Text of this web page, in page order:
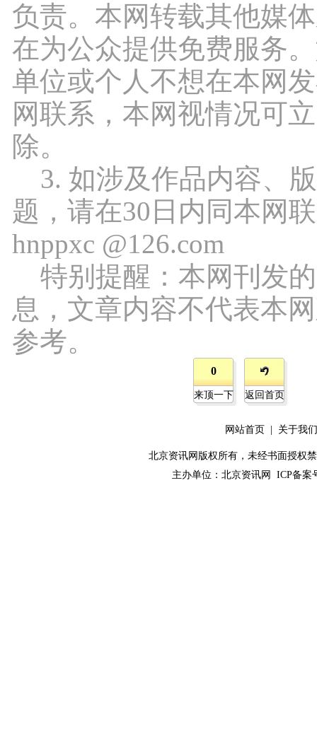
负责。本网转载其他媒
在为公众提供免费服务
单位或个人不想在本网
网联系，本网视情况可
除。
3. 如涉及作品内容、
题，请在30日内同本网
hnppxc @126.com
特别提醒：本网刊发
息，文章内容不代表本
参考。
0
来顶一下 返回首页
网站首页 关于我们
北京资讯网版权所有，未经书面授权
主办单位： 北京资讯网 ICP备案